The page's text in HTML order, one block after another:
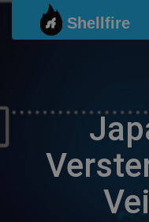
Shellfire
Ga
de